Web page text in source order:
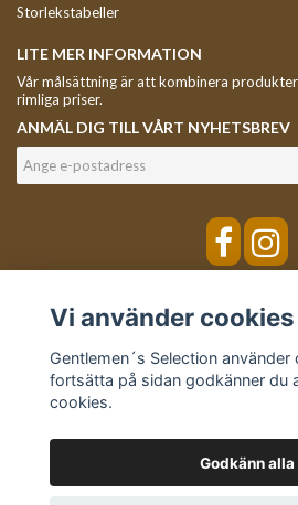
Storlekstabeller
LITE MER INFORMATION
Vår målsättning är att kombinera
rimliga priser.
ANMÄL DIG TILL VÅRT NYHETSBREV
Vi använder cookies
Gentlemen´s Selection
fortsätta på sidan godkänner du
cookies.
Godkänn alla